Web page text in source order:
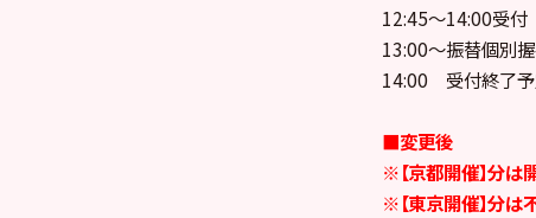
12:45〜14:00受付
13:00〜振替個別握
14:00 受付終了
■変更後
※【京都開催】分は
※【東京開催】分は